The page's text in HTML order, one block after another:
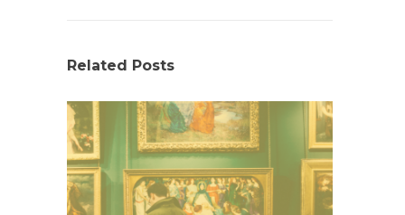
Related Posts